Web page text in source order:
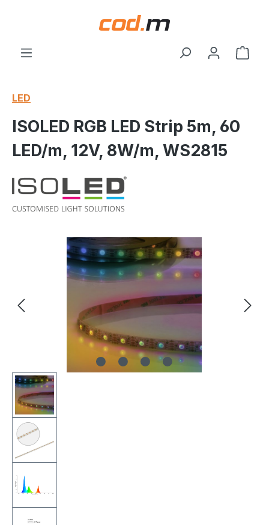
LED
ISOLED RGB LED Strip 5m, 60
LED/m, 12V, 8W/m, WS2815
Bildergalerie überspringen